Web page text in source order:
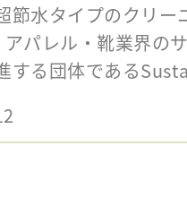
節水タイプのクリ
パレル・靴業界の
する団体である